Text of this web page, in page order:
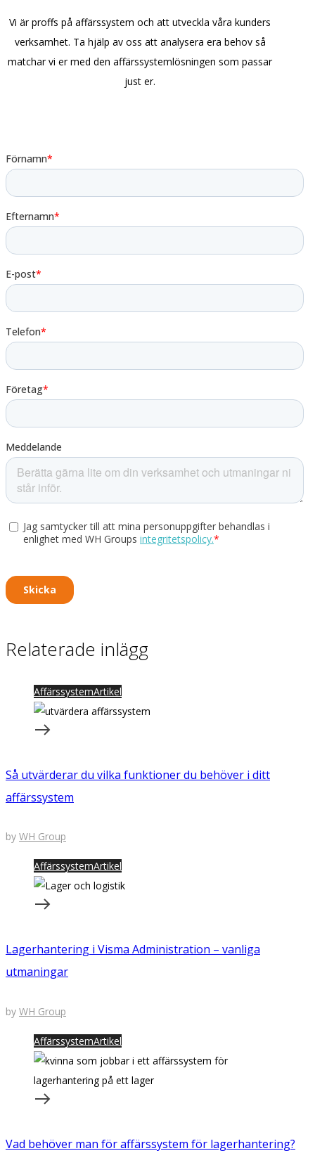
Vi är proffs på affärssystem och att utveckla våra kunders
verksamhet. Ta hjälp av oss att analysera era behov så
matchar vi er med den affärssystemlösningen som passar
just er.
Relaterade inlägg
AffärssystemArtikel
Så utvärderar du vilka funktioner du behöver i ditt
affärssystem
by WH Group
AffärssystemArtikel
Lagerhantering i Visma Administration – vanliga
utmaningar
by WH Group
AffärssystemArtikel
Vad behöver man för affärssystem för lagerhantering?